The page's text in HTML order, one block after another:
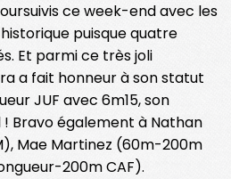
ce week-end avec les
historique puisque quatre
Et parmi ce très joli
a fait honneur à son statut
JUF avec 6m15, son
Bravo également à Nathan
Mae Martinez (60m-200m
200m CAF).